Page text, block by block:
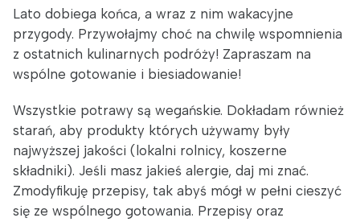
Lato dobiega końca, a wraz z nim wakacyjne
przygody. Przywołajmy choć na chwilę wspomnienia
z ostatnich kulinarnych podróży! Zapraszam na
wspólne gotowanie i biesiadowanie!
Wszystkie potrawy są wegańskie. Dokładam również
starań, aby produkty których używamy były
najwyższej jakości (lokalni rolnicy, koszerne
składniki). Jeśli masz jakieś alergie, daj mi znać.
Zmodyfikuję przepisy, tak abyś mógł w pełni cieszyć
się ze wspólnego gotowania. Przepisy oraz